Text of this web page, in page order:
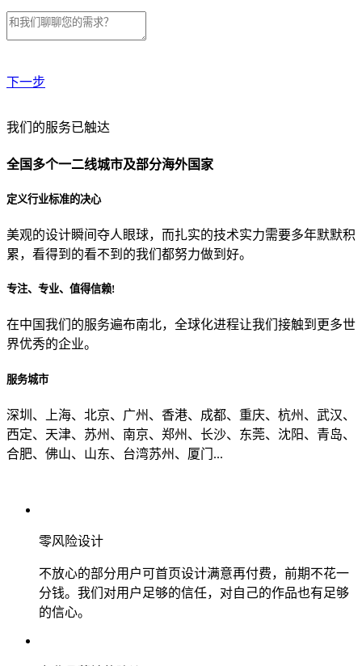
下一步
贵公司预算范围是？
贵公司的团队规模是？
目前主要的营销渠道是？
我们的服务已触达
全国多个一二线城市及部分海外国家
定义行业标准的决心
美观的设计瞬间夺人眼球，而扎实的技术实力需要多年默默积
累，看得到的看不到的我们都努力做到好。
专注、专业、值得信赖!
在中国我们的服务遍布南北，全球化进程让我们接触到更多世
界优秀的企业。
服务城市
深圳、上海、北京、广州、香港、成都、重庆、杭州、武汉、
西定、天津、苏州、南京、郑州、长沙、东莞、沈阳、青岛、
合肥、佛山、山东、台湾苏州、厦门...
零风险设计
不放心的部分用户可首页设计满意再付费，前期不花一
分钱。我们对用户足够的信任，对自己的作品也有足够
的信心。